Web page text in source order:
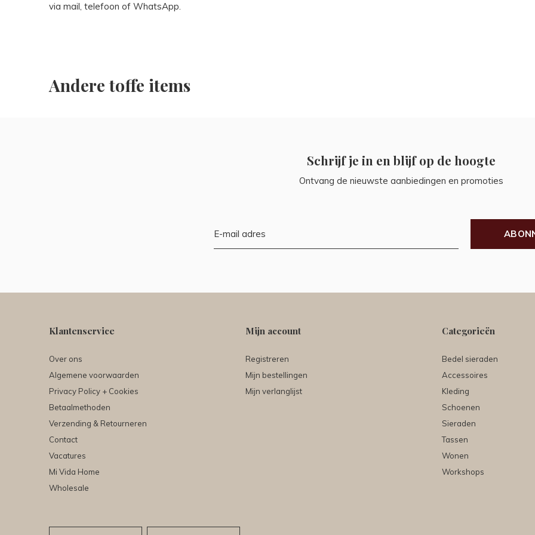
via mail, telefoon of WhatsApp.
Andere toffe items
Schrijf je in en blijf op de hoogte
Ontvang de nieuwste aanbiedingen en promoties
Klantenservice
Over ons
Algemene voorwaarden
Privacy Policy + Cookies
Betaalmethoden
Verzending & Retourneren
Contact
Vacatures
Mi Vida Home
Wholesale
Mijn account
Registreren
Mijn bestellingen
Mijn verlanglijst
Categorieën
Bedel sieraden
Accessoires
Kleding
Schoenen
Sieraden
Tassen
Wonen
Workshops